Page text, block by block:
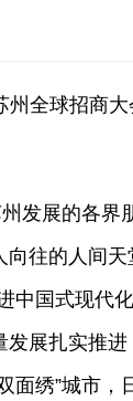
州全球招商
发展的各界
往的人间
中国式现代
展扎实推进
面绣”城市，
年江苏省“两